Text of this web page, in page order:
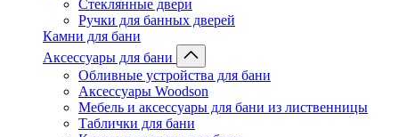
Стеклянные двери
Ручки для банных дверей
Камни для бани
Аксессуары для бани
Обливные устройства для бани
Аксессуары Woodson
Мебель и аксессуары для бани из лиственницы
Таблички для бани